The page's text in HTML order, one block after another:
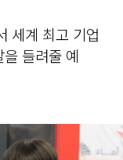
세계 최고 기업
들려줄 예